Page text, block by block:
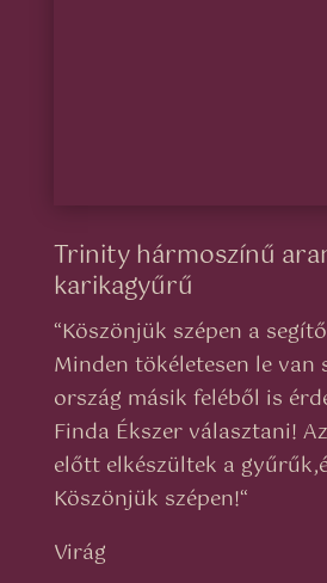
Trinity hármoszínű
karikagyűrű
“Köszönjük szépen a
Minden tökéletesen le van
ország másik feléből is
Finda Ékszer választani!
előtt elkészültek a
Köszönjük szépen!“
Virág